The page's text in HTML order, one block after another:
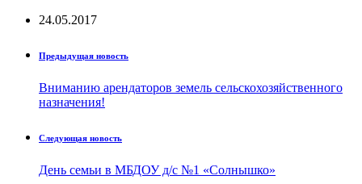
24.05.2017
Предыдущая новость
Вниманию арендаторов земель сельскохозяйственного
назначения!
Следующая новость
День семьи в МБДОУ д/с №1 «Солнышко»